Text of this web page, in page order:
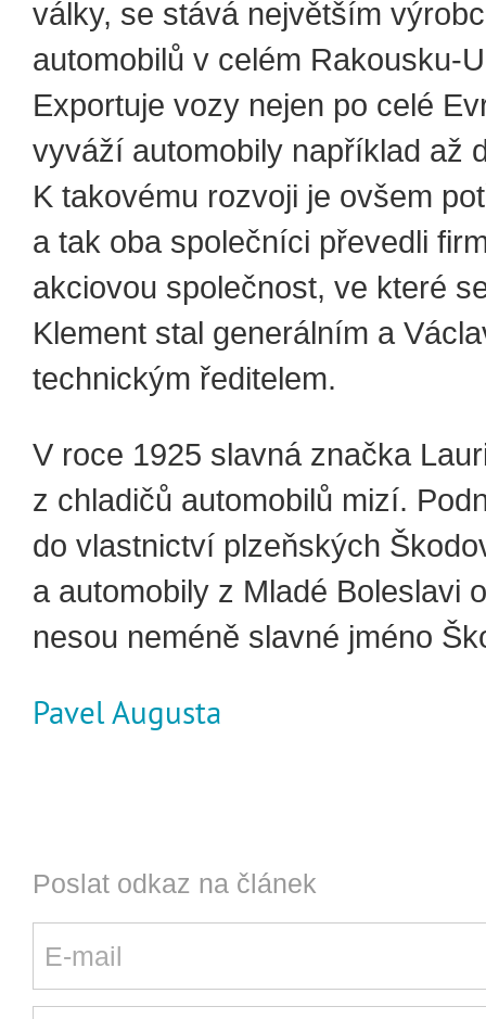
války, se stává největším
automobilů v celém Rakousku-
Exportuje vozy nejen po celé
vyváží automobily například až
K takovému rozvoji je ovšem
a tak oba společníci převedli
akciovou společnost, ve které
Klement stal generálním a
technickým ředitelem.
V roce 1925 slavná značka
z chladičů automobilů mizí.
do vlastnictví plzeňských
a automobily z Mladé Boleslavi
nesou neméně slavné jméno
Pavel Augusta
Poslat odkaz na článek